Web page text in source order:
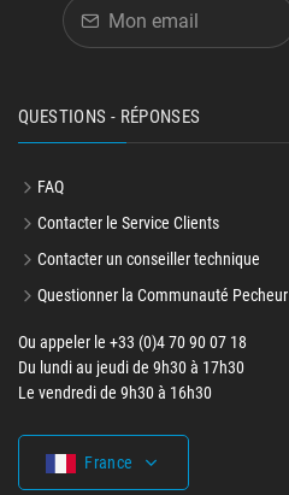
QUESTIONS - RÉPONSES
FAQ
Contacter le Service Clients
Contacter un conseiller technique
Questionner la Communauté Pecheur
Ou appeler le +33 (0)4 70 90 07 18
Du lundi au jeudi de 9h30 à 17h30
Le vendredi de 9h30 à 16h30
France